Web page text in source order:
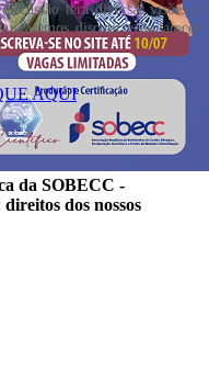
terá diversas visões e
discutir e esclarecer
AQUI
da SOBECC -
dos nossos